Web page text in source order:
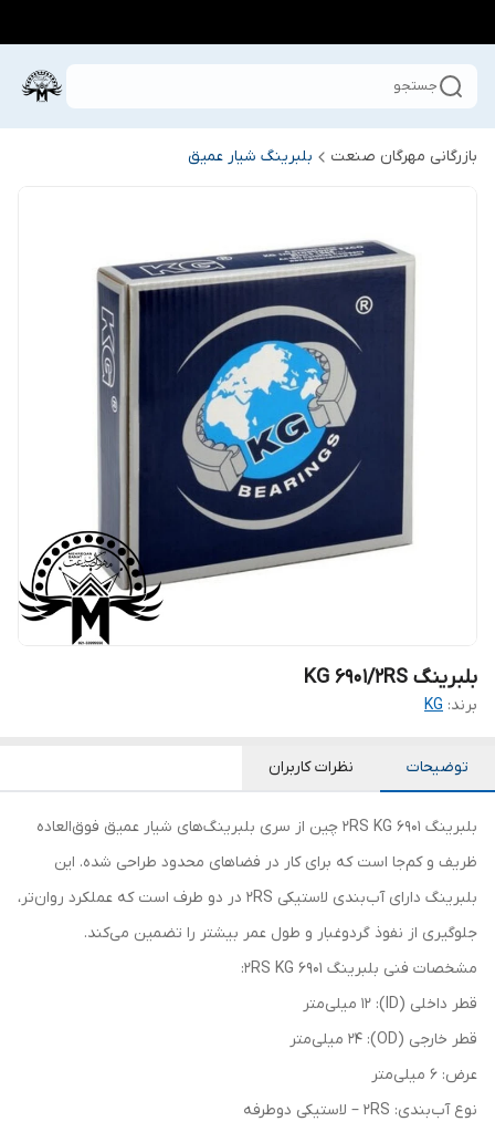
جستجو
بازرگانی مهرگان صنعت بلبرینگ شیار عمیق
بلبرینگ KG 6901/2RS
برند: KG
توضیحات نظرات کاربران
بلبرینگ 6901 2RS KG چین از سری بلبرینگ‌های شیار عمیق فوق‌العاده
ظریف و کم‌جا است که برای کار در فضاهای محدود طراحی شده. این
بلبرینگ دارای آب‌بندی لاستیکی 2RS در دو طرف است که عملکرد روان‌تر،
جلوگیری از نفوذ گردوغبار و طول عمر بیشتر را تضمین می‌کند.
مشخصات فنی بلبرینگ 6901 2RS KG:
قطر داخلی (ID): 12 میلی‌متر
قطر خارجی (OD): 24 میلی‌متر
عرض: 6 میلی‌متر
نوع آب‌بندی: 2RS – لاستیکی دوطرفه